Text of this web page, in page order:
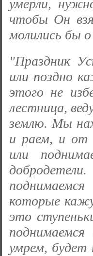
умерли,
чтобы Он
молились бы
"Праздник
или поздно
этого не
лестница,
землю. Мы
и раем, и от
или
которые
это
умрем, будет